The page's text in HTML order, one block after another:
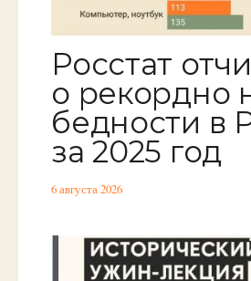
Росстат
о рекордно
бедности в
за 2025 год
6 августа 2026